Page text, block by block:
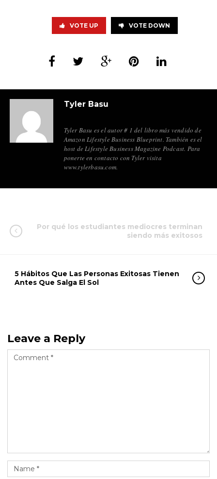
VOTE UP VOTE DOWN
Tyler Basu
Tyler Basu es el autor # 1 del libro más vendido de
Amazon Lifestyle Business Blueprint. También es el
host de Lifestyle Business Magazine Podcast. Para
ponerte en contacto con Tyler visita
www.tylerbasu.com.
Por qué los estudiantes mediocres terminan
siendo más exitosos
5 Hábitos Que Las Personas Exitosas Tienen
Antes Que Salga El Sol
Leave a Reply